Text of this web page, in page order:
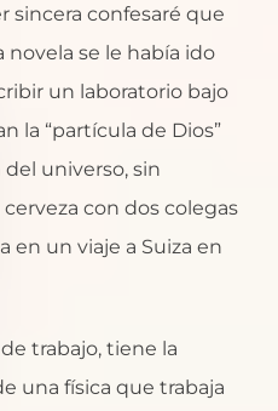
sincera confesaré que
novela se le había ido
un laboratorio bajo
la “partícula de Dios”
del universo, sin
con dos colegas
en un viaje a Suiza en
trabajo, tiene la
una física que trabaja